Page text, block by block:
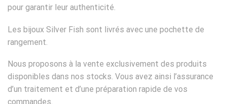
pour garantir leur authenticité.
Les bijoux Silver Fish sont livrés avec une pochette de
rangement.
Nous proposons à la vente exclusivement des produits
disponibles dans nos stocks. Vous avez ainsi l’assurance
d’un traitement et d’une préparation rapide de vos
commandes.